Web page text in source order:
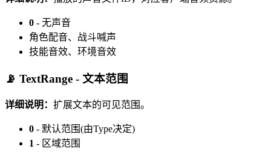
0 - 无声音
角色配音、战斗喊声
技能音效、环境音效
📡 TextRange - 文本范围
详细说明： 扩展文本的可见范围。
0 - 默认范围(由Type决定)
1 - 区域范围